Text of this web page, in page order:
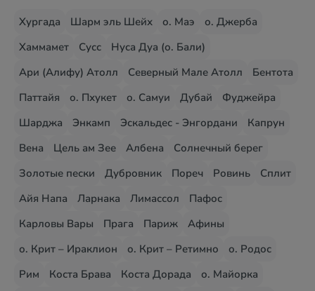
Хургада Шарм эль Шейх о. Маэ
о. Джерба
Хаммамет
Сусс
Нуса Дуа (о. Бали)
Ари (Алифу) Атолл
Северный Мале Атолл
Бентота
Паттайя
о. Пхукет о. Самуи Дубай
Фуджейра
Шарджа
Энкамп Эскальдес - Энгордани
Капрун
Вена
Цель ам Зее Албена
Солнечный берег
Золотые пески
Дубровник Пореч Ровинь
Сплит
Айя Напа
Ларнака Лимассол
Пафос
Карловы Вары
Прага Париж
Афины
о. Крит – Ираклион
о. Крит – Ретимно
о. Родос
Рим
Коста Брава Коста Дорада
о. Майорка